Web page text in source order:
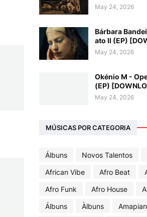
May 24, 2026
Bárbara
ato II (EP)
May 24, 2026
Okénio M -
(EP)
May 24, 2026
MÚSICAS POR CATEGORIA
Álbuns Novos Talentos
African Vibe
Afro Beat
Afro Funk
Afro House
Álbuns
Àlbuns